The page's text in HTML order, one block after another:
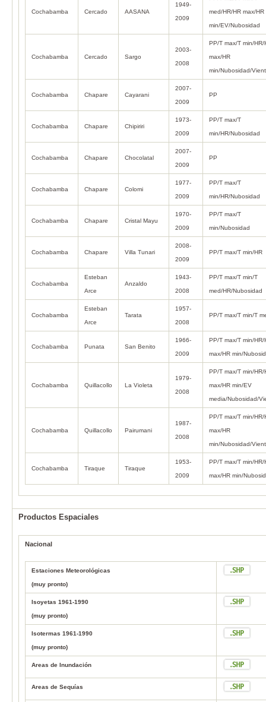
Cochabamba Cercado AASANA
1949-
2009
med/HR/HR max/HR
min/EV/Nubosidad
Cochabamba Cercado Sargo
2003-
2008
PP/T max/T min/HR/
max/HR
min/Nubosidad/
Cochabamba Chapare Cayarani
2007-
2009
PP
Cochabamba Chapare Chipiriri
1973-
2009
PP/T max/T
min/HR/Nubosidad
Cochabamba Chapare Chocolatal
2007-
2009
PP
Cochabamba Chapare Colomi
1977-
2009
PP/T max/T
min/HR/Nubosidad
Cochabamba Chapare Cristal Mayu
1970-
2009
PP/T max/T
min/Nubosidad
Cochabamba Chapare Villa Tunari
2008-
2009
PP/T max/T min/HR
Cochabamba
Esteban
Arce
Anzaldo
1943-
2008
PP/T max/T min/T
med/HR/Nubosidad
Cochabamba
Esteban
Arce
Tarata
1957-
2008
PP/T max/T min/T
Cochabamba Punata San Benito
1966-
2009
PP/T max/T min/HR/
max/HR min/
Cochabamba Quillacollo La Violeta
1979-
2008
PP/T max/T min/HR/
max/HR min/EV
media/Nubosidad/
Cochabamba Quillacollo Pairumani
1987-
2008
PP/T max/T min/HR/
max/HR
min/Nubosidad/
Cochabamba Tiraque Tiraque
1953-
2009
PP/T max/T min/HR/
max/HR min/
Productos Espaciales
Nacional
Estaciones Meteorológicas
(muy pronto)
Isoyetas 1961-1990
(muy pronto)
Isotermas 1961-1990
(muy pronto)
Areas de Inundación
Areas de Sequías